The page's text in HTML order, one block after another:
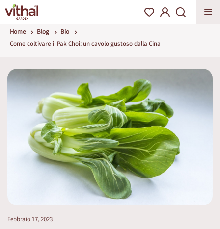
Home Blog
Bio
Come coltivare il Pak Choi: un cavolo gustoso dalla Cina
Febbraio 17, 2023